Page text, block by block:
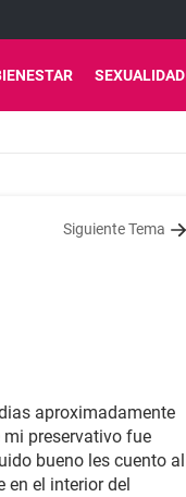
SEXUALIDAD
Siguiente Tema
aproximadamente
preservativo fue
bueno les cuento al
en el interior del